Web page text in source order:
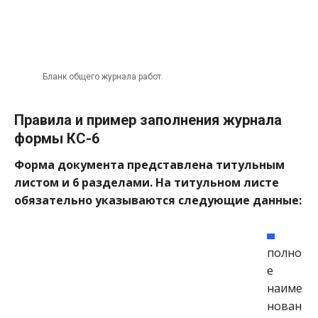
Бланк общего журнала работ.
Правила и пример заполнения журнала
формы КС-6
Форма документа представлена титульным
листом и 6 разделами. На титульном листе
обязательно указываются следующие данные:
полно
е
наиме
нован